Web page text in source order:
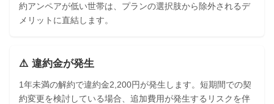
約アンペアが低い世帯は、プランの選択肢から除外されるデ
メリットに直結します。
⚠️ 違約金が発生
1年未満の解約で違約金2,200円が発生します。短期間での契
約変更を検討している場合、追加費用が発生するリスクを伴